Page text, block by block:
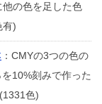
の色を足した色
有)
：CMYの3つの色の
10%刻みで作った
色)